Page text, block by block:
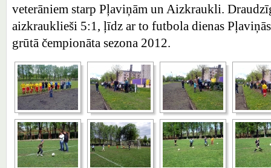
veterāniem starp Pļaviņām un Aizkraukli.
aizkrauklieši 5:1, ļīdz ar to futbola dienas
grūtā čempionāta sezona 2012.